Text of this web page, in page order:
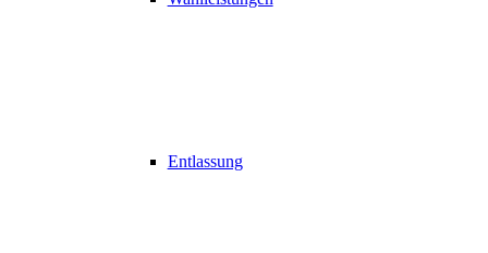
Entlassung